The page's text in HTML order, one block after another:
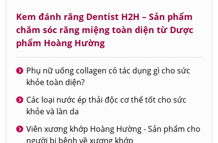
Kem đánh răng Dentist H2H – Sản phẩm
chăm sóc răng miệng toàn diện từ Dược
phẩm Hoàng Hường
Phụ nữ uống collagen có tác dụng gì cho sức
khỏe toàn diện?
Các loại nước ép thải độc cơ thể tốt cho sức
khỏe và làn da
Viên xương khớp Hoàng Hường - Sản phẩm cho
người bị bệnh về xương khớp